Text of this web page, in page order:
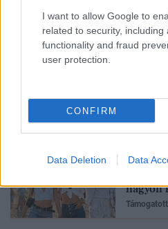
I want to allow Google to
related to security, including
functionality and fraud
user protection.
CONFIRM
Data Deletion Data
árulja
nagyon